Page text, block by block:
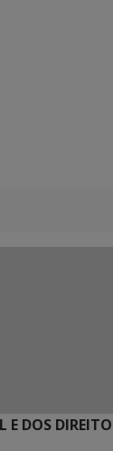
E DOS